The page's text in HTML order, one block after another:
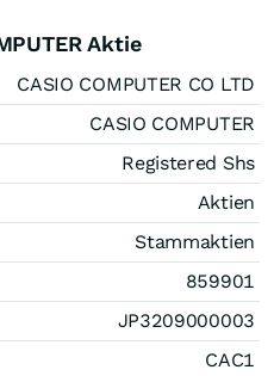
Aktie
CASIO COMPUTER CO LTD
CASIO COMPUTER
Registered Shs
Aktien
Stammaktien
859901
JP3209000003
CAC1